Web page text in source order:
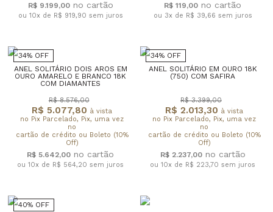
R$ 9.199,00
ou 10x de R$ 919,90 sem juros
R$ 119,00
ou 3x de R$ 39,66 sem juros
34% OFF
ANEL SOLITÁRIO DOIS AROS EM
OURO AMARELO E BRANCO 18K
COM DIAMANTES
R$ 5.077,80 à vista
no Pix Parcelado, Pix, uma vez
no
cartão de crédito ou Boleto (10%
Off)
R$ 8.576,00
R$ 5.642,00
ou 10x de R$ 564,20 sem juros
34% OFF
ANEL SOLITÁRIO EM OURO 18K
(750) COM SAFIRA
R$ 2.013,30 à vista
no Pix Parcelado, Pix, uma vez
no
cartão de crédito ou Boleto (10%
Off)
R$ 3.399,00
R$ 2.237,00
ou 10x de R$ 223,70 sem juros
40% OFF